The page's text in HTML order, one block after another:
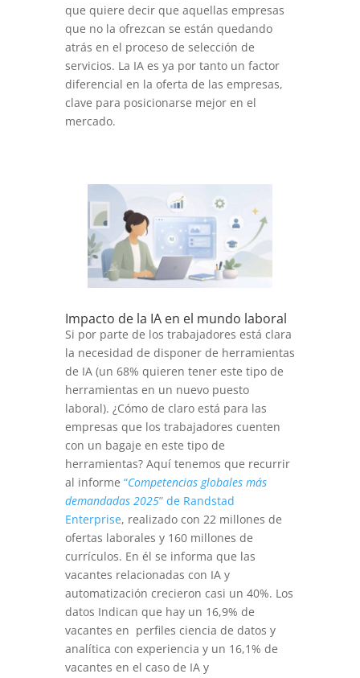
que quiere decir que aquellas empresas
que no la ofrezcan se están quedando
atrás en el proceso de selección de
servicios. La IA es ya por tanto un factor
diferencial en la oferta de las empresas,
clave para posicionarse mejor en el
mercado.
Impacto de la IA en el mundo laboral
Si por parte de los trabajadores está clara
la necesidad de disponer de herramientas
de IA (un 68% quieren tener este tipo de
herramientas en un nuevo puesto
laboral). ¿Cómo de claro está para las
empresas que los trabajadores cuenten
con un bagaje en este tipo de
herramientas? Aquí tenemos que recurrir
al informe “Competencias globales más
demandadas 2025” de Randstad
Enterprise, realizado con 22 millones de
ofertas laborales y 160 millones de
currículos. En él se informa que las
vacantes relacionadas con IA y
automatización crecieron casi un 40%. Los
datos Indican que hay un 16,9% de
vacantes en perfiles ciencia de datos y
analítica con experiencia y un 16,1% de
vacantes en el caso de IA y